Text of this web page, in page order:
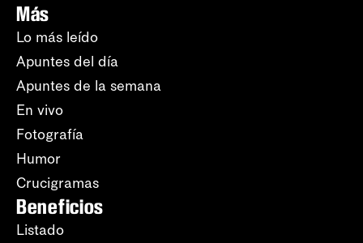
Más
Lo más leído
Apuntes del día
Apuntes de la semana
En vivo
Fotografía
Humor
Crucigramas
Beneficios
Listado